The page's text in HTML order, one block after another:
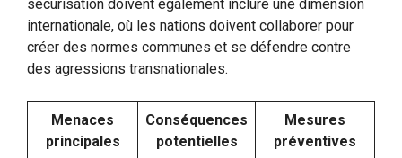
sécurisation doivent également inclure une dimension
internationale, où les nations doivent collaborer pour
créer des normes communes et se défendre contre
des agressions transnationales.
Menaces
principales
Conséquences
potentielles
Mesures
préventives